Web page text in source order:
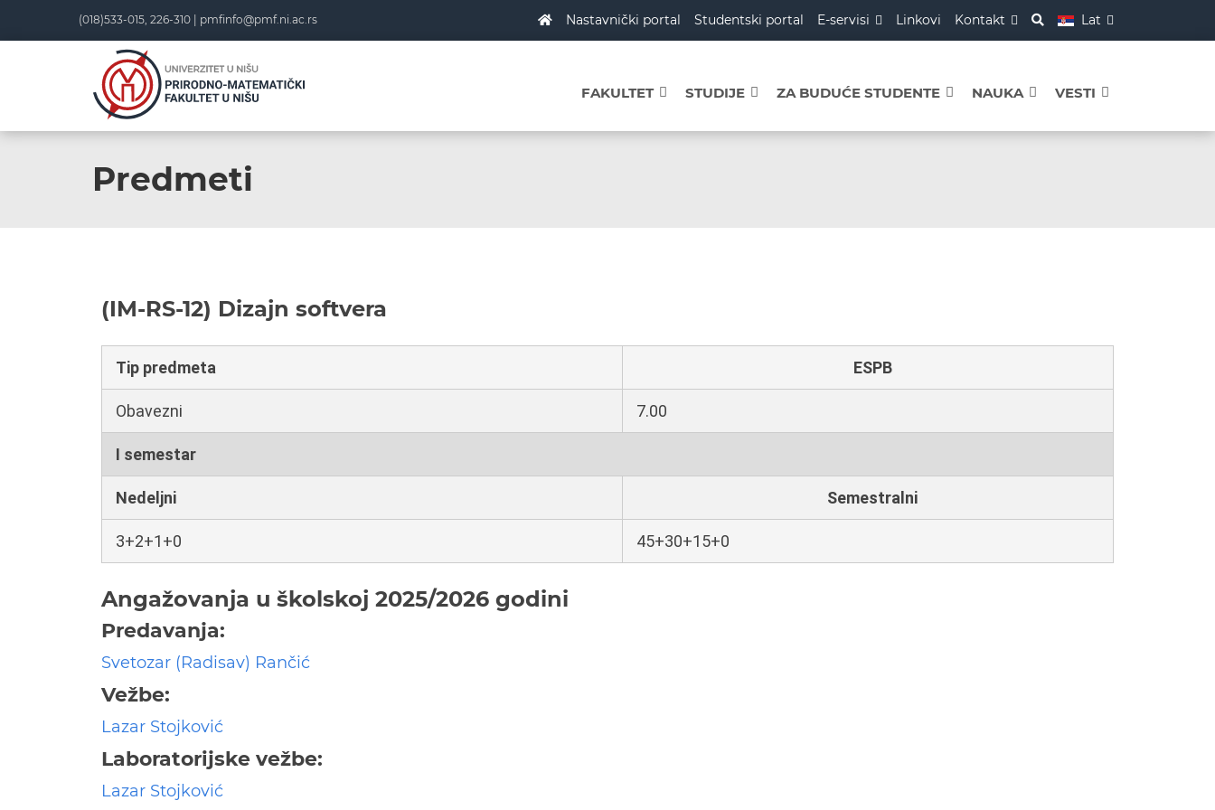
(018)533-015, 226-310 | pmfinfo@pmf.ni.ac.rs Nastavnički portal Studentski portal E-servisi Linkovi Kontakt Lat
FAKULTET STUDIJE ZA BUDUĆE STUDENTE NAUKA VESTI
Predmeti
(IM-RS-12) Dizajn softvera
Tip predmeta ESPB
Obavezni 7.00
I semestar
Nedeljni Semestralni
3+2+1+0 45+30+15+0
Angažovanja u školskoj 2025/2026 godini
Predavanja:
Svetozar (Radisav) Rančić
Vežbe:
Lazar Stojković
Laboratorijske vežbe:
Lazar Stojković